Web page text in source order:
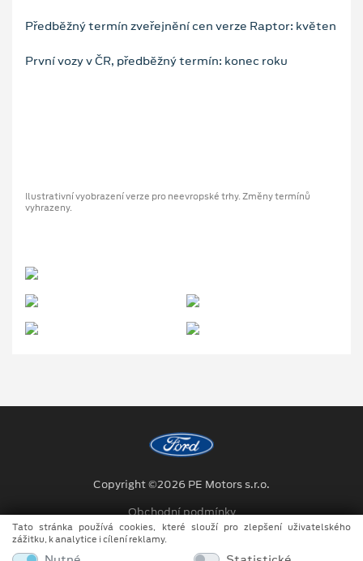
Předběžný termín zveřejnění cen verze Raptor: květen
První vozy v ČR, předběžný termín: konec roku
Ilustrativní vyobrazení verze pro neevropské trhy. Změny termínů
vyhrazeny.
Copyright ©2026 PE Motors s.r.o.
Obchodní podmínky
Ochrana osobních údajů
Tato stránka používá cookies, které slouží pro zlepšení uživatelského
zážitku, k analytice i cílení reklamy.